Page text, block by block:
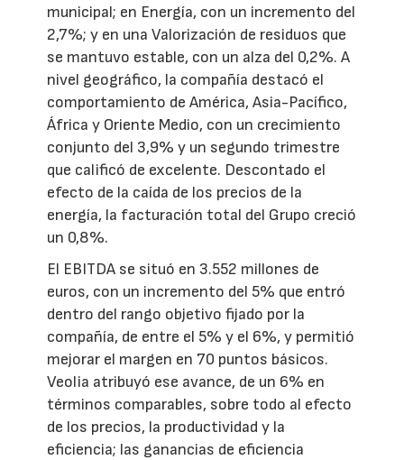
municipal; en Energía, con un incremento del
2,7%; y en una Valorización de residuos que
se mantuvo estable, con un alza del 0,2%. A
nivel geográfico, la compañía destacó el
comportamiento de América, Asia-Pacífico,
África y Oriente Medio, con un crecimiento
conjunto del 3,9% y un segundo trimestre
que calificó de excelente. Descontado el
efecto de la caída de los precios de la
energía, la facturación total del Grupo creció
un 0,8%.
El EBITDA se situó en 3.552 millones de
euros, con un incremento del 5% que entró
dentro del rango objetivo fijado por la
compañía, de entre el 5% y el 6%, y permitió
mejorar el margen en 70 puntos básicos.
Veolia atribuyó ese avance, de un 6% en
términos comparables, sobre todo al efecto
de los precios, la productividad y la
eficiencia; las ganancias de eficiencia